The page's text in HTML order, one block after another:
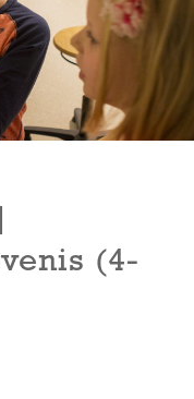
(4-